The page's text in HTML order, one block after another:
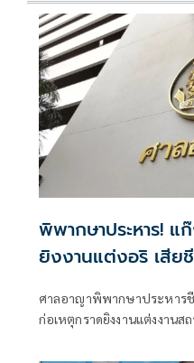
พิพากษาประหาร!
ยิงงานแต่งอริ เสีย
ศาลอาญาพิพากษาประหาร
ก่อเหตุกราดยิงงานแต่งงาน